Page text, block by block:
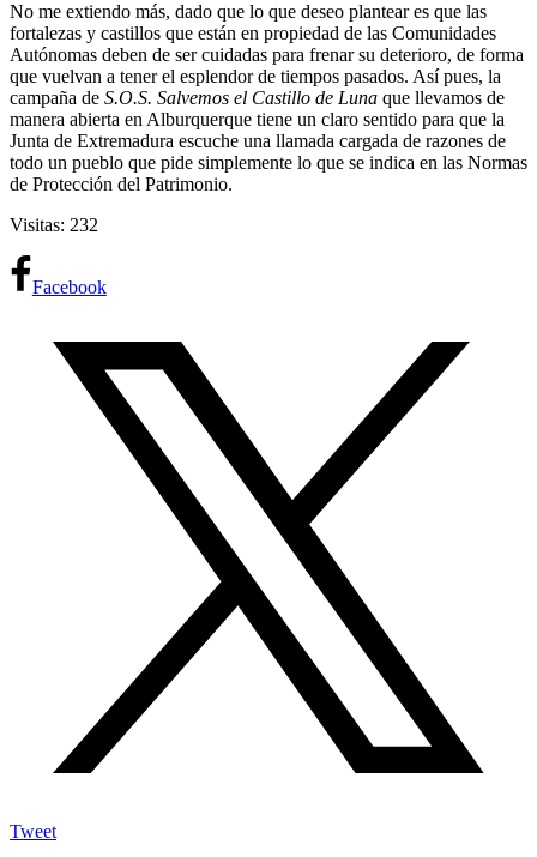
No me extiendo más, dado que lo que deseo plantear es que las
fortalezas y castillos que están en propiedad de las Comunidades
Autónomas deben de ser cuidadas para frenar su deterioro, de forma
que vuelvan a tener el esplendor de tiempos pasados. Así pues, la
campaña de S.O.S. Salvemos el Castillo de Luna que llevamos de
manera abierta en Alburquerque tiene un claro sentido para que la
Junta de Extremadura escuche una llamada cargada de razones de
todo un pueblo que pide simplemente lo que se indica en las Normas
de Protección del Patrimonio.
Visitas: 232
Facebook
Tweet